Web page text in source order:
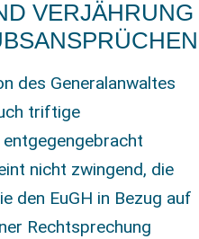
VERJÄHRUNG
des Generalanwaltes
triftige
nicht zwingend, die
den EuGH in Bezug auf
Rechtsprechung